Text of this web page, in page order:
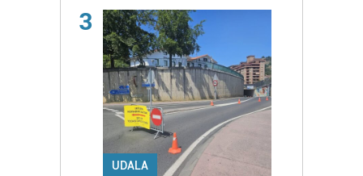
3
UDALA